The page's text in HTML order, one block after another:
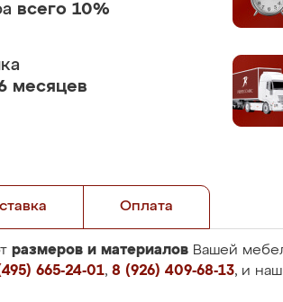
всего 10%
месяцев
Оплата
размеров и материалов Вашей
665-24-01, 8 (926) 409-68-13, и